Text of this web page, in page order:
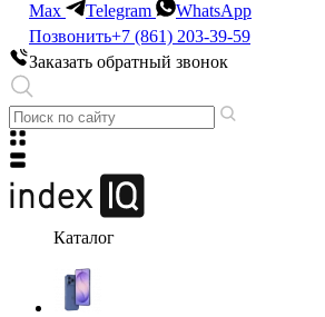
Max Telegram
WhatsApp
Позвонить+7 (861) 203-39-59
Заказать обратный звонок
Каталог